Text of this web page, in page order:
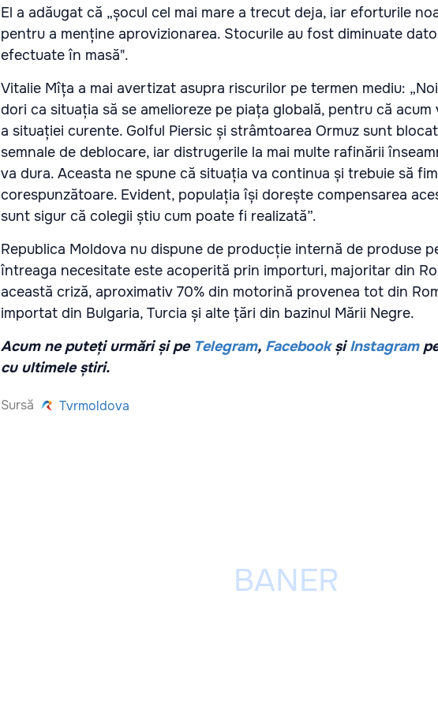
El a adăugat că „șocul cel mai mare a trecut deja, iar eforturile
pentru a menține aprovizionarea. Stocurile au fost diminuate
efectuate în masă".
Vitalie Mîța a mai avertizat asupra riscurilor pe termen mediu:
dori ca situația să se amelioreze pe piața globală, pentru că acum
a situației curente. Golful Piersic și strâmtoarea Ormuz sunt
semnale de deblocare, iar distrugerile la mai multe rafinării
va dura. Aceasta ne spune că situația va continua și trebuie să
corespunzătoare. Evident, populația își dorește compensarea
sunt sigur că colegii știu cum poate fi realizată”.
Republica Moldova nu dispune de producție internă de produse
întreaga necesitate este acoperită prin importuri, majoritar din
această criză, aproximativ 70% din motorină provenea tot din
importat din Bulgaria, Turcia și alte țări din bazinul Mării Negre.
Acum ne puteți urmări și pe Telegram, Facebook șiInstagram
cu ultimele știri.
Sursă Tvrmoldova